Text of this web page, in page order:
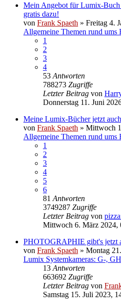
Mein Angebot für Lumix-
gratis dazu!
von Frank Spaeth » Freitag 4.
Allgemeine Themen rund ums
1
2
3
4
53 Antworten
788273 Zugriffe
Letzter Beitrag von
Donnerstag 11. Juni
Meine Lumix-Bücher jetzt
von Frank Spaeth » Mittwoch
Allgemeine Themen rund ums
1
2
3
4
5
6
81 Antworten
3749287 Zugriffe
Letzter Beitrag von
Mittwoch 6. März 2024,
PHOTOGRAPHIE gibt's jetzt
von Frank Spaeth » Montag
Lumix Systemkameras: G-,
13 Antworten
663692 Zugriffe
Letzter Beitrag von
Samstag 15. Juli 2023,